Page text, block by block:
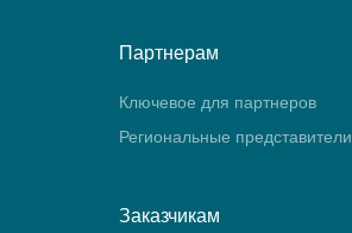
Партнерам
Ключевое для партнеров
Региональные представители
Заказчикам